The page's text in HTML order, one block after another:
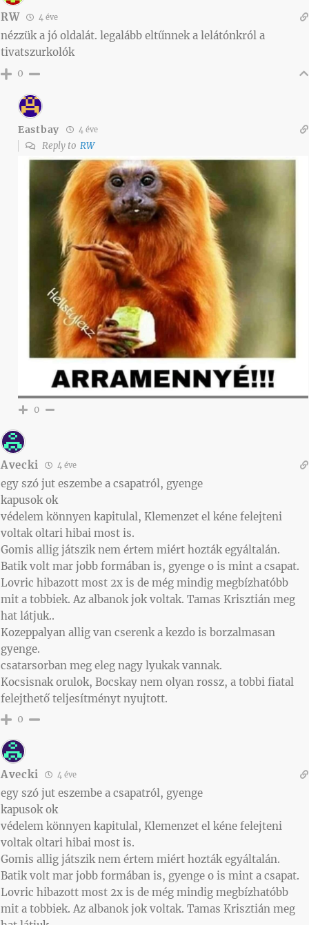
RW 4 éve
nézzük a jó oldalát. legalább eltűnnek a lelátónkról a
tivatszurkolók
0
Eastbay 4 éve
Reply to RW
0
Avecki 4 éve
egy szó jut eszembe a csapatról, gyenge
kapusok ok
védelem könnyen kapitulal, Klemenzet el kéne felejteni
voltak oltari hibai most is.
Gomis allig játszik nem értem miért hozták egyáltalán.
Batik volt mar jobb formában is, gyenge o is mint a csapat.
Lovric hibazott most 2x is de még mindig megbízhatóbb
mit a tobbiek. Az albanok jok voltak. Tamas Krisztián meg
hat látjuk..
Kozeppalyan allig van cserenk a kezdo is borzalmasan
gyenge.
csatarsorban meg eleg nagy lyukak vannak.
Kocsisnak orulok, Bocskay nem olyan rossz, a tobbi fiatal
felejthető teljesítményt nyujtott.
0
Avecki 4 éve
egy szó jut eszembe a csapatról, gyenge
kapusok ok
védelem könnyen kapitulal, Klemenzet el kéne felejteni
voltak oltari hibai most is.
Gomis allig játszik nem értem miért hozták egyáltalán.
Batik volt mar jobb formában is, gyenge o is mint a csapat.
Lovric hibazott most 2x is de még mindig megbízhatóbb
mit a tobbiek. Az albanok jok voltak. Tamas Krisztián meg